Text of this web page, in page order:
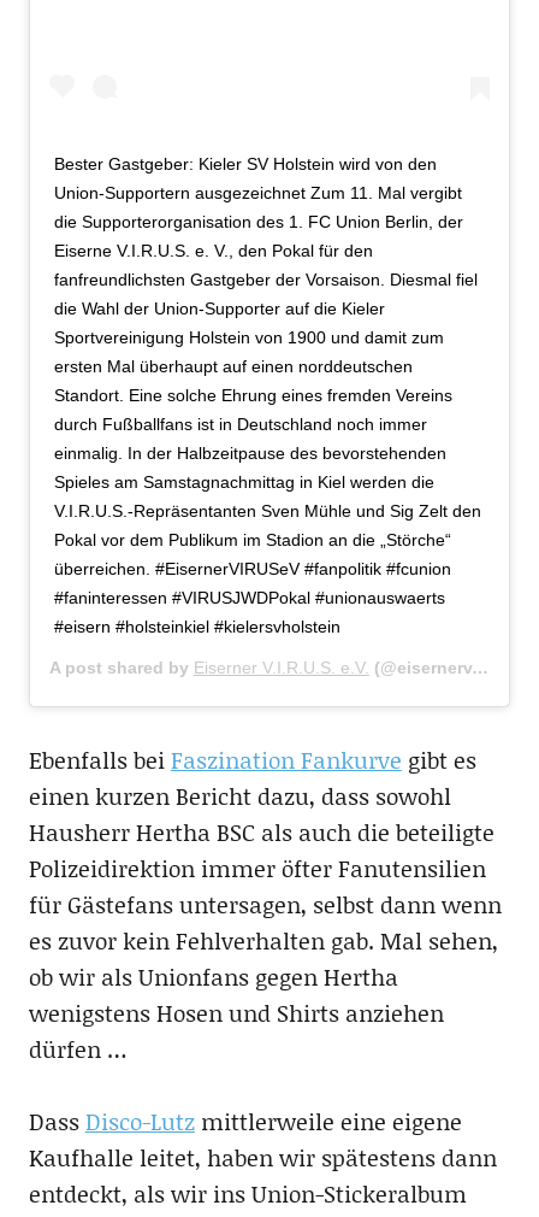
Bester Gastgeber: Kieler SV Holstein wird von den
Union-Supportern ausgezeichnet Zum 11. Mal vergibt
die Supporterorganisation des 1. FC Union Berlin, der
Eiserne V.I.R.U.S. e. V., den Pokal für den
fanfreundlichsten Gastgeber der Vorsaison. Diesmal fiel
die Wahl der Union-Supporter auf die Kieler
Sportvereinigung Holstein von 1900 und damit zum
ersten Mal überhaupt auf einen norddeutschen
Standort. Eine solche Ehrung eines fremden Vereins
durch Fußballfans ist in Deutschland noch immer
einmalig. In der Halbzeitpause des bevorstehenden
Spieles am Samstagnachmittag in Kiel werden die
V.I.R.U.S.-Repräsentanten Sven Mühle und Sig Zelt den
Pokal vor dem Publikum im Stadion an die „Störche“
überreichen. #EisernerVIRUSeV #fanpolitik #fcunion
#faninteressen #VIRUSJWDPokal #unionauswaerts
#eisern #holsteinkiel #kielersvholstein
A post shared by Eiserner V.I.R.U.S. e.V. (@eisernerv.i.r.u.s.e.v.2001) on
Ebenfalls beiFaszination Fankurve gibt es
einen kurzen Bericht dazu, dass sowohl
Hausherr Hertha BSC als auch die beteiligte
Polizeidirektion immer öfter Fanutensilien
für Gästefans untersagen, selbst dann wenn
es zuvor kein Fehlverhalten gab. Mal sehen,
ob wir als Unionfans gegen Hertha
wenigstens Hosen und Shirts anziehen
dürfen …
DassDisco-Lutzmittlerweile eine eigene
Kaufhalle leitet, haben wir spätestens dann
entdeckt, als wir ins Union-Stickeralbum